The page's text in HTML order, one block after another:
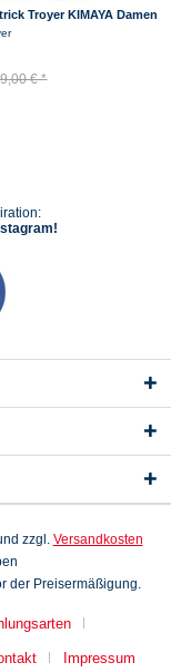
Troyer KIMAYA Damen
Nachhaltig
€ *
zzgl. Versandkosten
der Preisermäßigung.
Impressum